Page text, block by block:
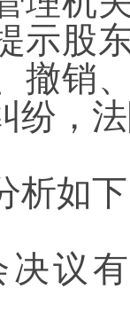
示股
撤销
纷，
析如
议